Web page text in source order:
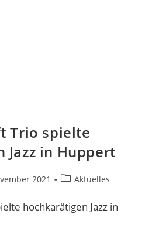
Trio spielte
Jazz in Huppert
2021 Aktuelles
hochkarätigen Jazz in